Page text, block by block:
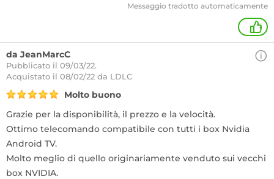
Messaggio tradotto automaticamente
+
da JeanMarcC
Pubblicato il 09/03/22.
Acquistato il 08/02/22 da LDLC
Molto buono
Grazie per la disponibilità, il prezzo e la velocità.
Ottimo telecomando compatibile con tutti i box Nvidia
Android TV.
Molto meglio di quello originariamente venduto sui vecchi
box NVIDIA.